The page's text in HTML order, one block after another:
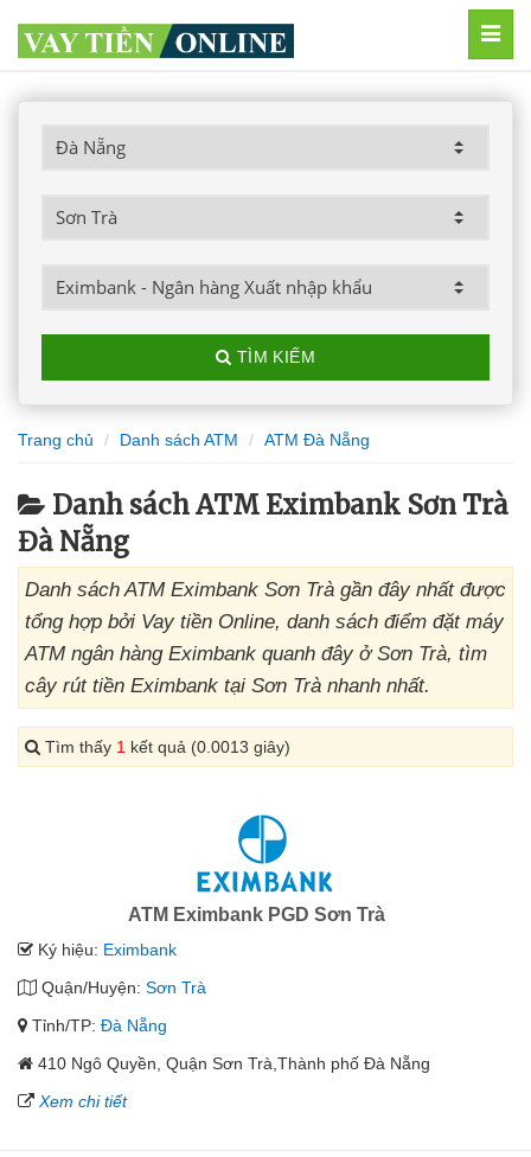
TÌM KIẾM
Trang chủ Danh sách ATM ATM Đà Nẵng
Danh sách ATM Eximbank Sơn Trà
Đà Nẵng
Danh sách ATM Eximbank Sơn Trà gần đây nhất được
tổng hợp bởi Vay tiền Online, danh sách điểm đặt máy
ATM ngân hàng Eximbank quanh đây ở Sơn Trà, tìm
cây rút tiền Eximbank tại Sơn Trà nhanh nhất.
Tìm thấy 1 kết quả (0.0013 giây)
ATM Eximbank PGD Sơn Trà
Ký hiệu: Eximbank
Quận/Huyện: Sơn Trà
Tỉnh/TP: Đà Nẵng
410 Ngô Quyền, Quận Sơn Trà,Thành phố Đà Nẵng
Xem chi tiết